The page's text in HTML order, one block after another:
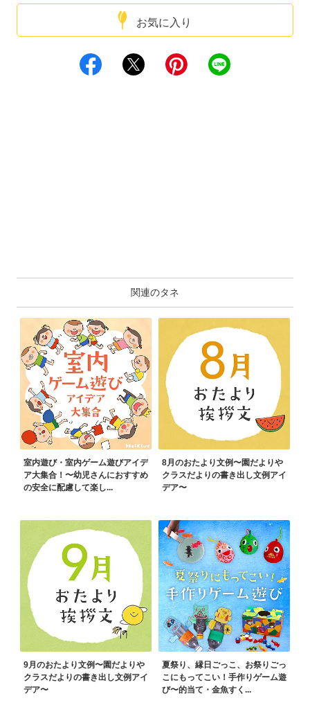
お気に入り
関連のタネ
室内遊び・室内ゲーム遊びアイデ
ア大集合！〜幼児さんにおすすめ
の安全に配慮して楽し...
8月のおたより文例〜園だよりや
クラスだよりの書き出し文例アイ
デア〜
9月のおたより文例〜園だよりや
クラスだよりの書き出し文例アイ
デア〜
夏祭り、縁日ごっこ、お祭りごっ
こにもってこい！手作りゲーム遊
び〜的当て・金魚すく...